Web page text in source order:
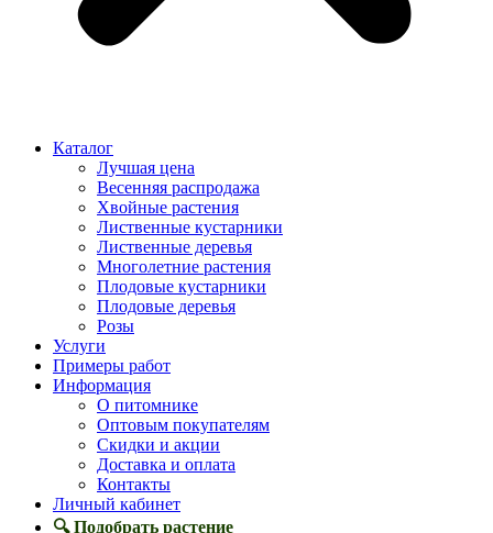
Каталог
Лучшая цена
Весенняя распродажа
Хвойные растения
Лиственные кустарники
Лиственные деревья
Многолетние растения
Плодовые кустарники
Плодовые деревья
Розы
Услуги
Примеры работ
Информация
О питомнике
Оптовым покупателям
Скидки и акции
Доставка и оплата
Контакты
Личный кабинет
🔍 Подобрать растение